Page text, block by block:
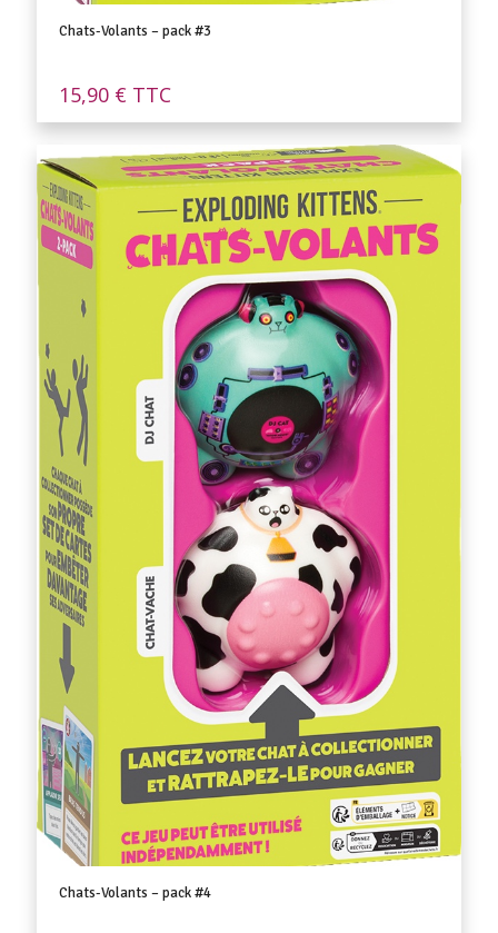
Chats-Volants – pack #3
15,90 € TTC
Chats-Volants – pack #4